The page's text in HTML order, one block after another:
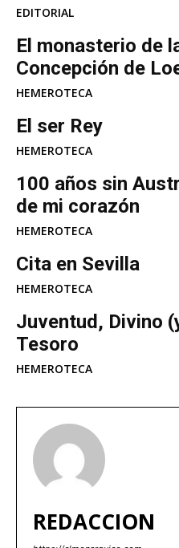
EDITORIAL
​El monasterio de
Concepción de
HEMEROTECA
El ser Rey
HEMEROTECA
100 años sin
de mi corazón
HEMEROTECA
Cita en Sevilla
HEMEROTECA
Juventud, Divino
Tesoro
HEMEROTECA
REDACCION